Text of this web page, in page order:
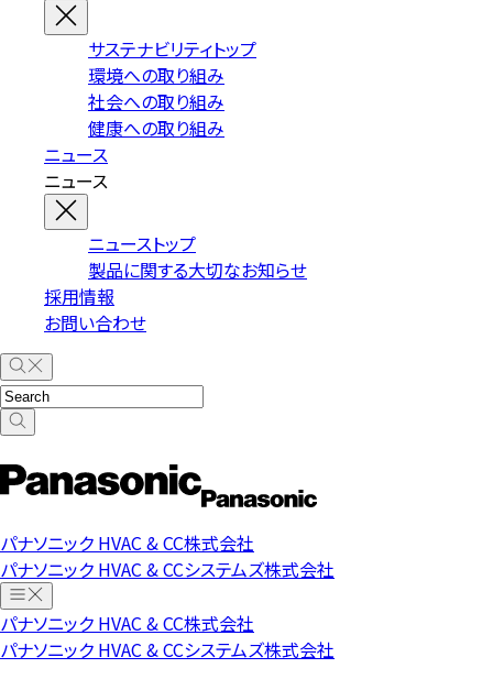
サステナビリティトップ
環境への取り組み
社会への取り組み
健康への取り組み
ニュース
ニュース
ニューストップ
製品に関する大切なお知らせ
採用情報
お問い合わせ
パナソニック HVAC & CC株式会社
パナソニック HVAC & CCシステムズ株式会社
パナソニック HVAC & CC株式会社
パナソニック HVAC & CCシステムズ株式会社